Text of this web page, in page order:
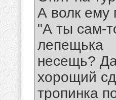
А волк ему
"А ты сам-
лепещька
несещь?
хорощий
тропинка